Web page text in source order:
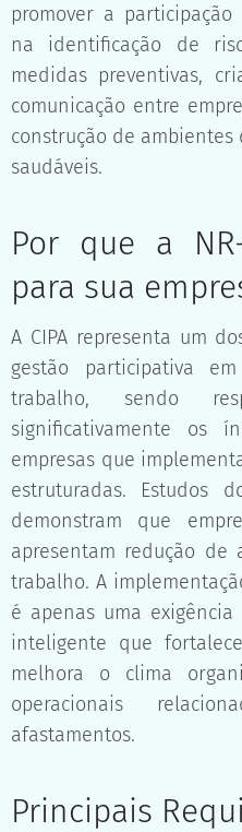
promover a
na identificação de
medidas preventivas,
comunicação entre
construção de ambientes
saudáveis.
Por que a
para sua
A CIPA representa um
gestão participativa
trabalho, sendo
significativamente os
empresas que
estruturadas. Estudos
demonstram que
apresentam redução de
trabalho. A
é apenas uma
inteligente que
melhora o clima
operacionais
afastamentos.
Principais